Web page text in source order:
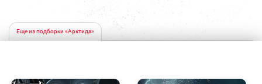
Еще из подборки «Арктида»